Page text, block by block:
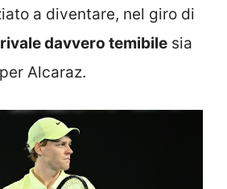
a diventare, nel giro di
davvero temibile sia
Alcaraz.